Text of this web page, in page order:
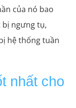
của nó bao
bị ngưng tụ,
hệ thống tuần
nhất cho